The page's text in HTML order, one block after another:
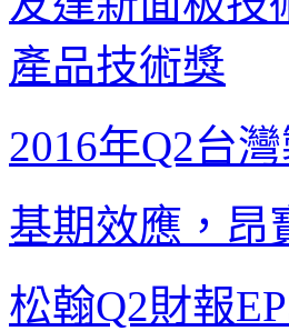
產品技術獎
2016年Q2台
基期效應，昂
松翰Q2財報